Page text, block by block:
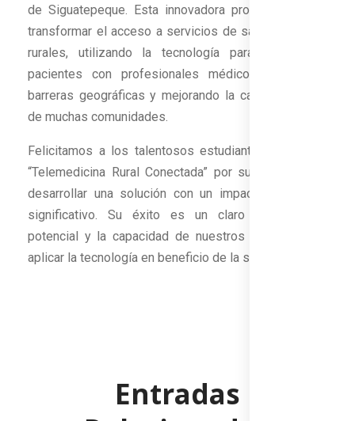
de Siguatepeque. Esta innovadora propuesta busca
transformar el acceso a servicios de salud en zonas
rurales, utilizando la tecnología para conectar a
pacientes con profesionales médicos, superando
barreras geográficas y mejorando la calidad de vida
de muchas comunidades.
Felicitamos a los talentosos estudiantes detrás de
“Telemedicina Rural Conectada” por su visión y por
desarrollar una solución con un impacto social tan
significativo. Su éxito es un claro ejemplo del
potencial y la capacidad de nuestros alumnos para
aplicar la tecnología en beneficio de la sociedad.
Entradas